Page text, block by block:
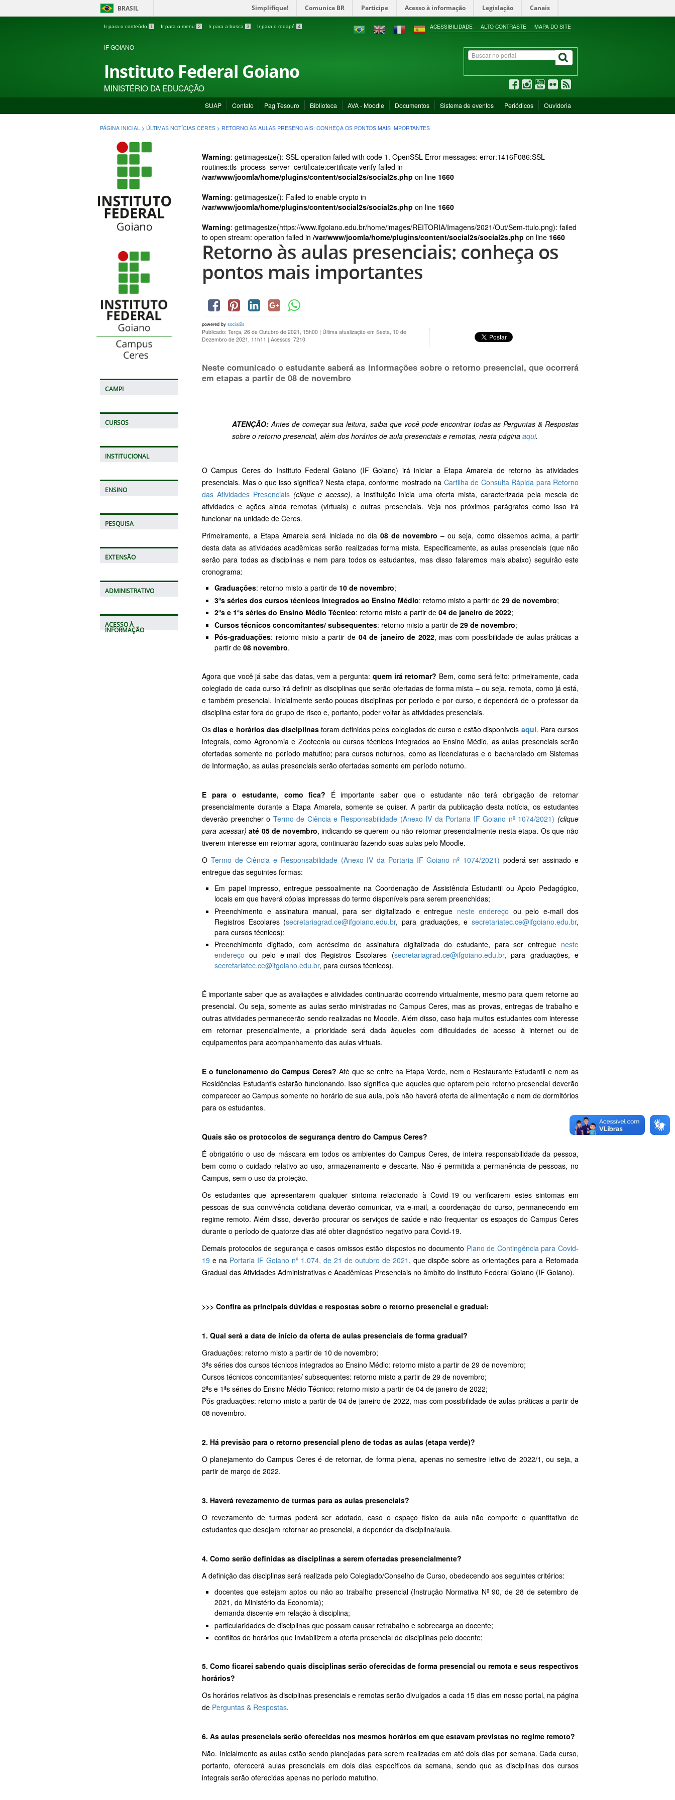
BRASIL Simplifique! Comunica BR Participe Acesso à informação Legislação Canais
Ir para o conteúdo 1 Ir para o menu 2 Ir para a busca 3 Ir para o rodapé 4 ACESSIBILIDADE ALTO CONTRASTE MAPA DO SITE
IF GOIANO
Instituto Federal Goiano
MINISTÉRIO DA EDUCAÇÃO
SUAP Contato Pag Tesouro Biblioteca AVA - Moodle Documentos Sistema de eventos Periódicos Ouvidoria
PÁGINA INICIAL > ÚLTIMAS NOTÍCIAS CERES > RETORNO ÀS AULAS PRESENCIAIS: CONHEÇA OS PONTOS MAIS IMPORTANTES
CAMPI
CURSOS
INSTITUCIONAL
ENSINO
PESQUISA
EXTENSÃO
ADMINISTRATIVO
ACESSO À
INFORMAÇÃO
Warning: getimagesize(): SSL operation failed with code 1. OpenSSL Error messages: error:1416F086:SSL
routines:tls_process_server_certificate:certificate verify failed in
/var/www/joomla/home/plugins/content/social2s/social2s.php on line 1660
Warning: getimagesize(): Failed to enable crypto in
/var/www/joomla/home/plugins/content/social2s/social2s.php on line 1660
Warning: getimagesize(https://www.ifgoiano.edu.br/home/images/REITORIA/Imagens/2021/Out/Sem-ttulo.png): failed
to open stream: operation failed in /var/www/joomla/home/plugins/content/social2s/social2s.php on line 1660
Retorno às aulas presenciais: conheça os
pontos mais importantes
powered by social2s
Publicado: Terça, 26 de Outubro de 2021, 15h00 | Última atualização em Sexta, 10 de
Dezembro de 2021, 11h11 | Acessos: 7210
Neste comunicado o estudante saberá as informações sobre o retorno presencial, que ocorrerá
em etapas a partir de 08 de novembro
ATENÇÃO: Antes de começar sua leitura, saiba que você pode encontrar todas as Perguntas & Respostas
sobre o retorno presencial, além dos horários de aula presenciais e remotas, nesta página aqui.
O Campus Ceres do Instituto Federal Goiano (IF Goiano) irá iniciar a Etapa Amarela de retorno às atividades
presenciais. Mas o que isso significa? Nesta etapa, conforme mostrado na Cartilha de Consulta Rápida para Retorno
das Atividades Presenciais (clique e acesse), a Instituição inicia uma oferta mista, caracterizada pela mescla de
atividades e ações ainda remotas (virtuais) e outras presenciais. Veja nos próximos parágrafos como isso irá
funcionar na unidade de Ceres.
Primeiramente, a Etapa Amarela será iniciada no dia 08 de novembro – ou seja, como dissemos acima, a partir
desta data as atividades acadêmicas serão realizadas forma mista. Especificamente, as aulas presenciais (que não
serão para todas as disciplinas e nem para todos os estudantes, mas disso falaremos mais abaixo) seguirão este
cronograma:
Graduações: retorno misto a partir de 10 de novembro;
3ªs séries dos cursos técnicos integrados ao Ensino Médio: retorno misto a partir de 29 de novembro;
2ªs e 1ªs séries do Ensino Médio Técnico: retorno misto a partir de 04 de janeiro de 2022;
Cursos técnicos concomitantes/ subsequentes: retorno misto a partir de 29 de novembro;
Pós-graduações: retorno misto a partir de 04 de janeiro de 2022, mas com possibilidade de aulas práticas a
partir de 08 novembro.
Agora que você já sabe das datas, vem a pergunta: quem irá retornar? Bem, como será feito: primeiramente, cada
colegiado de cada curso irá definir as disciplinas que serão ofertadas de forma mista – ou seja, remota, como já está,
e também presencial. Inicialmente serão poucas disciplinas por período e por curso, e dependerá de o professor da
disciplina estar fora do grupo de risco e, portanto, poder voltar às atividades presenciais.
Osdias e horários das disciplinasforam definidos pelos colegiados de curso e estão disponíveis aqui. Para cursos
integrais, como Agronomia e Zootecnia ou cursos técnicos integrados ao Ensino Médio, as aulas presenciais serão
ofertadas somente no período matutino; para cursos noturnos, como as licenciaturas e o bacharelado em Sistemas
de Informação, as aulas presenciais serão ofertadas somente em período noturno.
E para o estudante, como fica? É importante saber que o estudante não terá obrigação de retornar
presencialmente durante a Etapa Amarela, somente se quiser. A partir da publicação desta notícia, os estudantes
deverão preencher o Termo de Ciência e Responsabilidade (Anexo IV da Portaria IF Goiano nº 1074/2021) (clique
para acessar) até 05 de novembro, indicando se querem ou não retornar presencialmente nesta etapa. Os que não
tiverem interesse em retornar agora, continuarão fazendo suas aulas pelo Moodle.
O Termo de Ciência e Responsabilidade (Anexo IV da Portaria IF Goiano nº 1074/2021) poderá ser assinado e
entregue das seguintes formas:
Em papel impresso, entregue pessoalmente na Coordenação de Assistência Estudantil ou Apoio Pedagógico,
locais em que haverá cópias impressas do termo disponíveis para serem preenchidas;
Preenchimento e assinatura manual, para ser digitalizado e entregue neste endereço ou pelo e-mail dos
Registros Escolares (secretariagrad.ce@ifgoiano.edu.br, para graduações, esecretariatec.ce@ifgoiano.edu.br,
para cursos técnicos);
Preenchimento digitado, com acréscimo de assinatura digitalizada do estudante, para ser entregue neste
endereço ou pelo e-mail dos Registros Escolares (secretariagrad.ce@ifgoiano.edu.br, para graduações, e
secretariatec.ce@ifgoiano.edu.br, para cursos técnicos).
É importante saber que as avaliações e atividades continuarão ocorrendo virtualmente, mesmo para quem retorne ao
presencial. Ou seja, somente as aulas serão ministradas no Campus Ceres, mas as provas, entregas de trabalho e
outras atividades permanecerão sendo realizadas no Moodle. Além disso, caso haja muitos estudantes com interesse
em retornar presencialmente, a prioridade será dada àqueles com dificuldades de acesso à internet ou de
equipamentos para acompanhamento das aulas virtuais.
E o funcionamento do Campus Ceres? Até que se entre na Etapa Verde, nem o Restaurante Estudantil e nem as
Residências Estudantis estarão funcionando. Isso significa que aqueles que optarem pelo retorno presencial deverão
comparecer ao Campus somente no horário de sua aula, pois não haverá oferta de alimentação e nem de dormitórios
para os estudantes.
Quais são os protocolos de segurança dentro do Campus Ceres?
É obrigatório o uso de máscara em todos os ambientes do Campus Ceres, de inteira responsabilidade da pessoa,
bem como o cuidado relativo ao uso, armazenamento e descarte. Não é permitida a permanência de pessoas, no
Campus, sem o uso da proteção.
Os estudantes que apresentarem qualquer sintoma relacionado à Covid-19 ou verificarem estes sintomas em
pessoas de sua convivência cotidiana deverão comunicar, via e-mail, a coordenação do curso, permanecendo em
regime remoto. Além disso, deverão procurar os serviços de saúde e não frequentar os espaços do Campus Ceres
durante o período de quatorze dias até obter diagnóstico negativo para Covid-19.
Demais protocolos de segurança e casos omissos estão dispostos no documento Plano de Contingência para Covid-
19 e na Portaria IF Goiano nº 1.074, de 21 de outubro de 2021 , que dispõe sobre as orientações para a Retomada
Gradual das Atividades Administrativas e Acadêmicas Presenciais no âmbito do Instituto Federal Goiano (IF Goiano).
>>> Confira as principais dúvidas e respostas sobre o retorno presencial e gradual:
1. Qual será a data de início da oferta de aulas presenciais de forma gradual?
Graduações: retorno misto a partir de 10 de novembro;
3ªs séries dos cursos técnicos integrados ao Ensino Médio: retorno misto a partir de 29 de novembro;
Cursos técnicos concomitantes/ subsequentes: retorno misto a partir de 29 de novembro;
2ªs e 1ªs séries do Ensino Médio Técnico: retorno misto a partir de 04 de janeiro de 2022;
Pós-graduações: retorno misto a partir de 04 de janeiro de 2022, mas com possibilidade de aulas práticas a partir de
08 novembro.
2. Há previsão para o retorno presencial pleno de todas as aulas (etapa verde)?
O planejamento do Campus Ceres é de retornar, de forma plena, apenas no semestre letivo de 2022/1, ou seja, a
partir de março de 2022.
3. Haverá revezamento de turmas para as aulas presenciais?
O revezamento de turmas poderá ser adotado, caso o espaço físico da aula não comporte o quantitativo de
estudantes que desejam retornar ao presencial, a depender da disciplina/aula.
4. Como serão definidas as disciplinas a serem ofertadas presencialmente?
A definição das disciplinas será realizada pelo Colegiado/Conselho de Curso, obedecendo aos seguintes critérios:
docentes que estejam aptos ou não ao trabalho presencial (Instrução Normativa Nº 90, de 28 de setembro de
2021, do Ministério da Economia);
demanda discente em relação à disciplina;
particularidades de disciplinas que possam causar retrabalho e sobrecarga ao docente;
conflitos de horários que inviabilizem a oferta presencial de disciplinas pelo docente;
5. Como ficarei sabendo quais disciplinas serão oferecidas de forma presencial ou remota e seus respectivos
horários?
Os horários relativos às disciplinas presenciais e remotas serão divulgados a cada 15 dias em nosso portal, na página
de Perguntas & Respostas.
6. As aulas presenciais serão oferecidas nos mesmos horários em que estavam previstas no regime remoto?
Não. Inicialmente as aulas estão sendo planejadas para serem realizadas em até dois dias por semana. Cada curso,
portanto, oferecerá aulas presenciais em dois dias específicos da semana, sendo que as disciplinas dos cursos
integrais serão oferecidas apenas no período matutino.